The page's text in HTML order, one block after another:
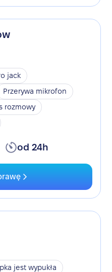
jack
Przerywa mikrofon
rozmowy
od 24h
jest wypukła